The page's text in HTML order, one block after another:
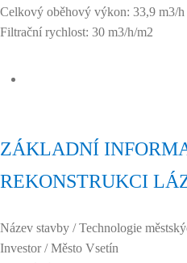
Celkový oběhový výkon: 33,9 m3/h
Filtrační rychlost: 30 m3/h/m2
ZÁKLADNÍ
REKONSTRUKCI
Název stavby / Technologie
Investor / Město Vsetín